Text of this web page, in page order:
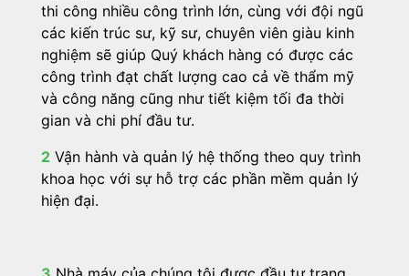
thi công nhiều công trình lớn, cùng với đội ngũ
các kiến trúc sư, kỹ sư, chuyên viên giàu kinh
nghiệm sẽ giúp Quý khách hàng có được các
công trình đạt chất lượng cao cả về thẩm mỹ
và công năng cũng như tiết kiệm tối đa thời
gian và chi phí đầu tư.
2 Vận hành và quản lý hệ thống theo quy trình
khoa học với sự hỗ trợ các phần mềm quản lý
hiện đại.